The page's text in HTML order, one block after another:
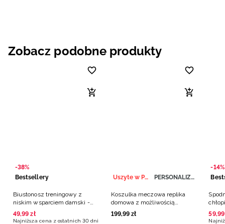
Zobacz podobne produkty
-38%
Bestsellery
Biustonosz treningowy z
niskim wsparciem damski -
czarny
49,99 zł
Najniższa cena z ostatnich 30 dni
Uszyte w Polsce PERSONALIZACJA
Koszulka meczowa replika
domowa z możliwością
personalizacji męska 4F x
Polska Siatkówka - biała
199,99 zł
-14%
59,99